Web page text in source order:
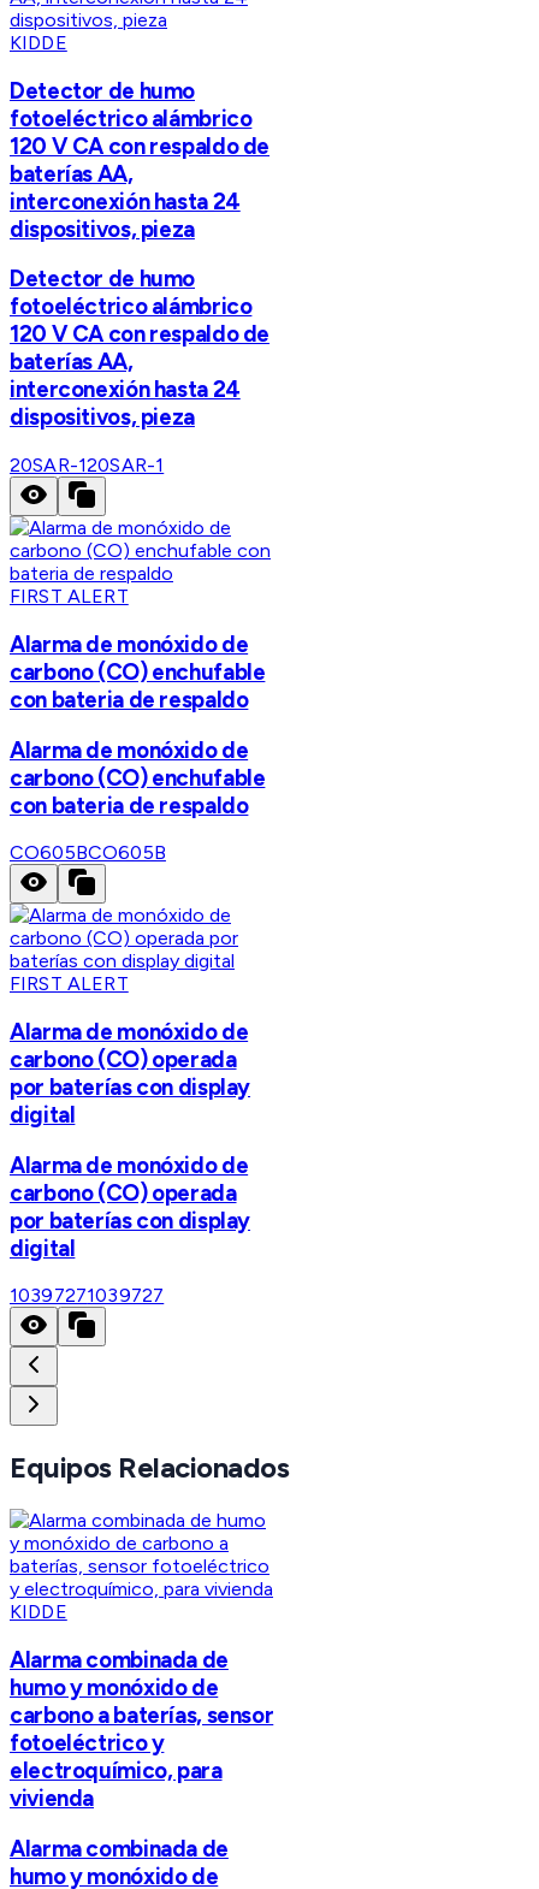
KIDDE
Detector de humo
fotoeléctrico alámbrico
120 V CA con respaldo de
baterías AA,
interconexión hasta 24
dispositivos, pieza
Detector de humo
fotoeléctrico alámbrico
120 V CA con respaldo de
baterías AA,
interconexión hasta 24
dispositivos, pieza
20SAR-120SAR-1
FIRST ALERT
Alarma de monóxido de
carbono (CO) enchufable
con bateria de respaldo
Alarma de monóxido de
carbono (CO) enchufable
con bateria de respaldo
CO605BCO605B
FIRST ALERT
Alarma de monóxido de
carbono (CO) operada
por baterías con display
digital
Alarma de monóxido de
carbono (CO) operada
por baterías con display
digital
10397271039727
Equipos Relacionados
KIDDE
Alarma combinada de
humo y monóxido de
carbono a baterías, sensor
fotoeléctrico y
electroquímico, para
vivienda
Alarma combinada de
humo y monóxido de